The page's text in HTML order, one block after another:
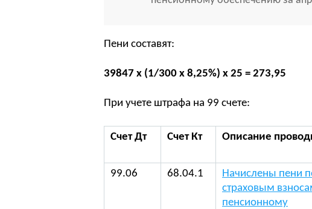
Пени составят:
39847 х (1/300 х 8,25%) х 25 = 273,95
При учете штрафа на 99 счете:
Счет Дт Счет Кт Описание
99.06
68.04.1
Начислены пени
страховым
пенсионному